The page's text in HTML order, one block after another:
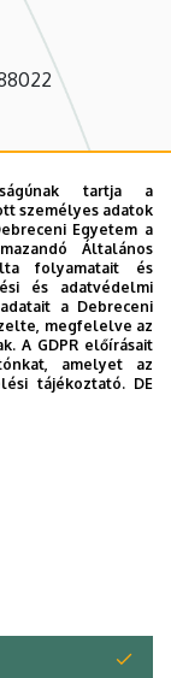
tartja a
személyes adatok
Egyetem a
Általános
folyamatait és
és adatvédelmi
a Debreceni
megfelelve az
A GDPR előírásait
amelyet az
tájékoztató. DE